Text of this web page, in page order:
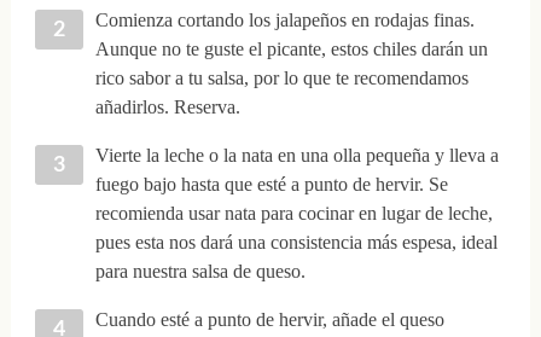
Comienza cortando los jalapeños en rodajas finas.
Aunque no te guste el picante, estos chiles darán un
rico sabor a tu salsa, por lo que te recomendamos
añadirlos. Reserva.
Vierte la leche o la nata en una olla pequeña y lleva a
fuego bajo hasta que esté a punto de hervir. Se
recomienda usar nata para cocinar en lugar de leche,
pues esta nos dará una consistencia más espesa, ideal
para nuestra salsa de queso.
Cuando esté a punto de hervir, añade el queso